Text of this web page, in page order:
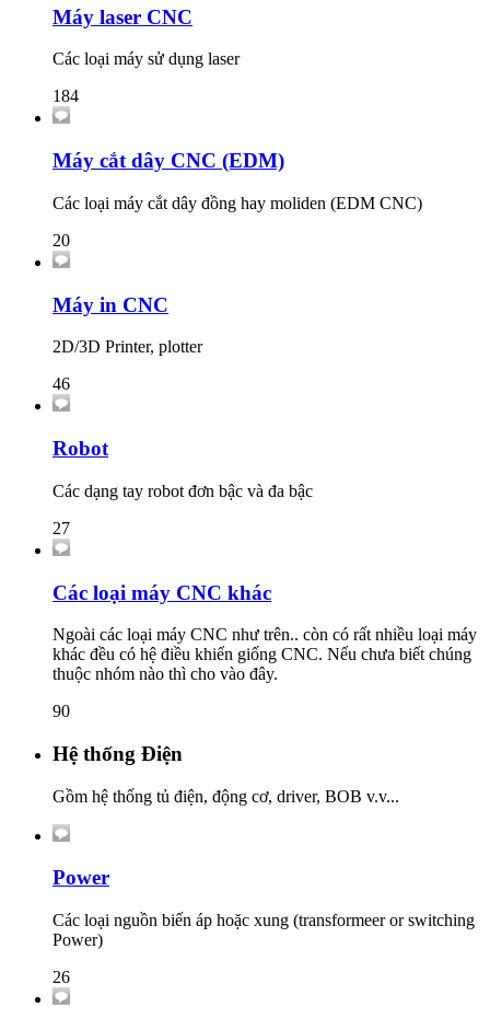
Máy laser CNC
Các loại máy sử dụng laser
184
Máy cắt dây CNC (EDM)
Các loại máy cắt dây đồng hay moliden (EDM CNC)
20
Máy in CNC
2D/3D Printer, plotter
46
Robot
Các dạng tay robot đơn bậc và đa bậc
27
Các loại máy CNC khác
Ngoài các loại máy CNC như trên.. còn có rất nhiều loại máy
khác đều có hệ điều khiển giống CNC. Nếu chưa biết chúng
thuộc nhóm nào thì cho vào đây.
90
Hệ thống Điện
Gồm hệ thống tủ điện, động cơ, driver, BOB v.v...
Power
Các loại nguồn biến áp hoặc xung (transformeer or switching
Power)
26